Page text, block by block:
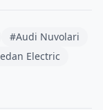
#Audi Nuvolari
Electric